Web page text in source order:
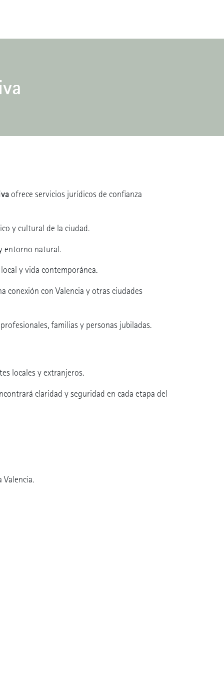
ofrece servicios jurídicos de confianza
y cultural de la ciudad.
entorno natural.
y vida contemporánea.
conexión con Valencia y otras ciudades
familias y personas jubiladas.
locales y extranjeros.
claridad y seguridad en cada etapa del
Valencia.